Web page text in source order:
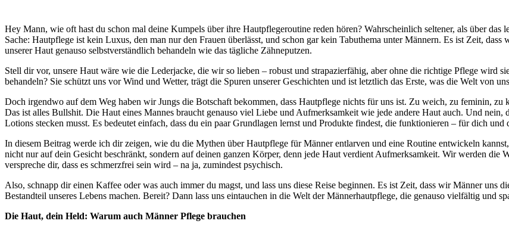
Hey Mann, wie oft hast du schon mal deine Kumpels über ihre Hautpflegeroutine reden hören? Wahrscheinlich seltener, als über
Sache: Hautpflege ist kein Luxus, den man nur den Frauen überlässt, und schon gar kein Tabuthema unter Männern. Es ist Zeit,
unserer Haut genauso selbstverständlich behandeln wie das tägliche Zähneputzen.
Stell dir vor, unsere Haut wäre wie die Lederjacke, die wir so lieben – robust und strapazierfähig, aber ohne die richtige Pflege wird
behandeln? Sie schützt uns vor Wind und Wetter, trägt die Spuren unserer Geschichten und ist letztlich das Erste, was die Welt von
Doch irgendwo auf dem Weg haben wir Jungs die Botschaft bekommen, dass Hautpflege nichts für uns ist. Zu weich, zu feminin,
Das ist alles Bullshit. Die Haut eines Mannes braucht genauso viel Liebe und Aufmerksamkeit wie jede andere Haut auch. Und nein,
Lotions stecken musst. Es bedeutet einfach, dass du ein paar Grundlagen lernst und Produkte findest, die funktionieren – für dich und
In diesem Beitrag werde ich dir zeigen, wie du die Mythen über Hautpflege für Männer entlarven und eine Routine entwickeln
nicht nur auf dein Gesicht beschränkt, sondern auf deinen ganzen Körper, denn jede Haut verdient Aufmerksamkeit. Wir werden die
verspreche dir, dass es schmerzfrei sein wird – na ja, zumindest psychisch.
Also, schnapp dir einen Kaffee oder was auch immer du magst, und lass uns diese Reise beginnen. Es ist Zeit, dass wir Männer uns
Bestandteil unseres Lebens machen. Bereit? Dann lass uns eintauchen in die Welt der Männerhautpflege, die genauso vielfältig und
Die Haut, dein Held: Warum auch Männer Pflege brauchen